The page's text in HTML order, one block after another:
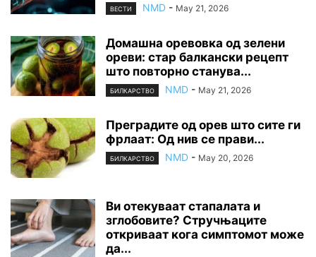
ВЕСТИ NMD - May 21, 2026
Домашна оревовка од зелени
ореви: стар балкански рецепт
што повторно станува...
БИЛКАРСТВО NMD - May 21, 2026
Преградите од орев што сите ги
фрлаат: Од нив се прави...
БИЛКАРСТВО NMD - May 20, 2026
Ви отекуваат стапалата и
зглобовите? Стручњаците
откриваат кога симптомот може
да...